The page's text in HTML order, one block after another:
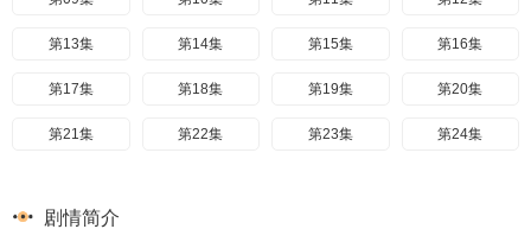
第13集 第14集 第15集 第16集
第17集 第18集 第19集 第20集
第21集 第22集 第23集 第24集
剧情简介